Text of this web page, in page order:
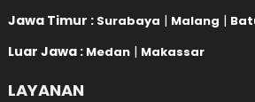
Jawa Timur : Surabaya | Malang |
Luar Jawa : Medan | Makassar
LAYANAN